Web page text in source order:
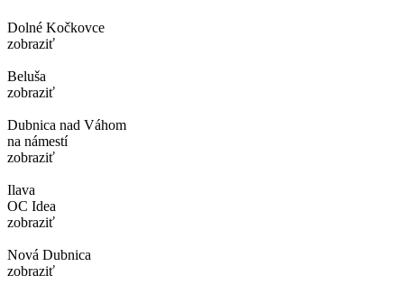
Dolné Kočkovce
zobraziť
Beluša
zobraziť
Dubnica nad Váhom
na námestí
zobraziť
Ilava
OC Idea
zobraziť
Nová Dubnica
zobraziť